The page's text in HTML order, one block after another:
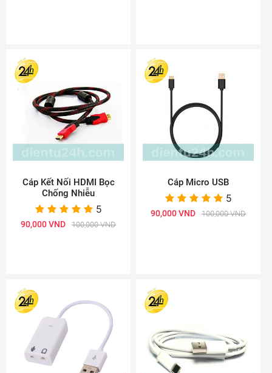
Cáp Kết Nối HDMI Bọc
Chống Nhiễu
5
90,000 VND 100,000 VND
Cáp Micro USB
5
90,000 VND 100,000 VND